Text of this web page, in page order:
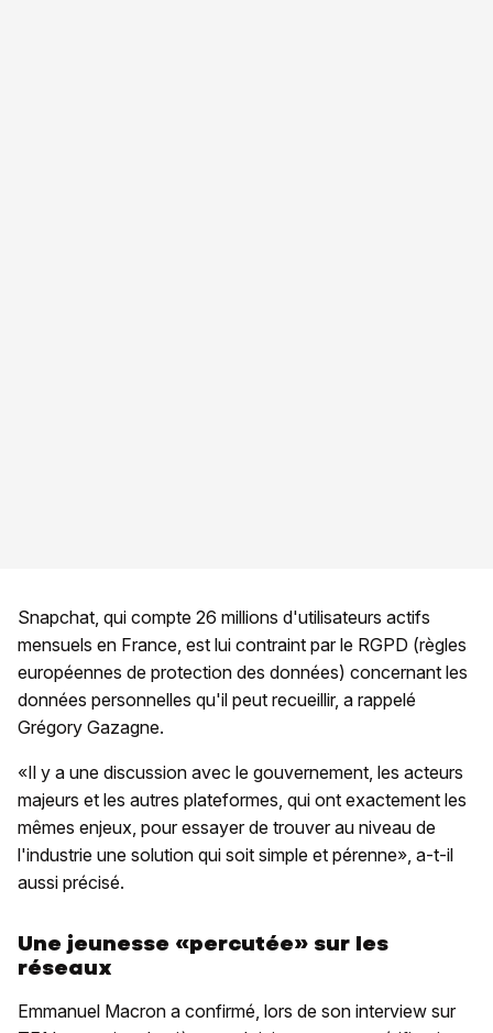
Snapchat, qui compte 26 millions d'utilisateurs actifs
mensuels en France, est lui contraint par le RGPD (règles
européennes de protection des données) concernant les
données personnelles qu'il peut recueillir, a rappelé
Grégory Gazagne.
«Il y a une discussion avec le gouvernement, les acteurs
majeurs et les autres plateformes, qui ont exactement les
mêmes enjeux, pour essayer de trouver au niveau de
l'industrie une solution qui soit simple et pérenne», a-t-il
aussi précisé.
Une jeunesse «percutée» sur les
réseaux
Emmanuel Macron a confirmé, lors de son interview sur